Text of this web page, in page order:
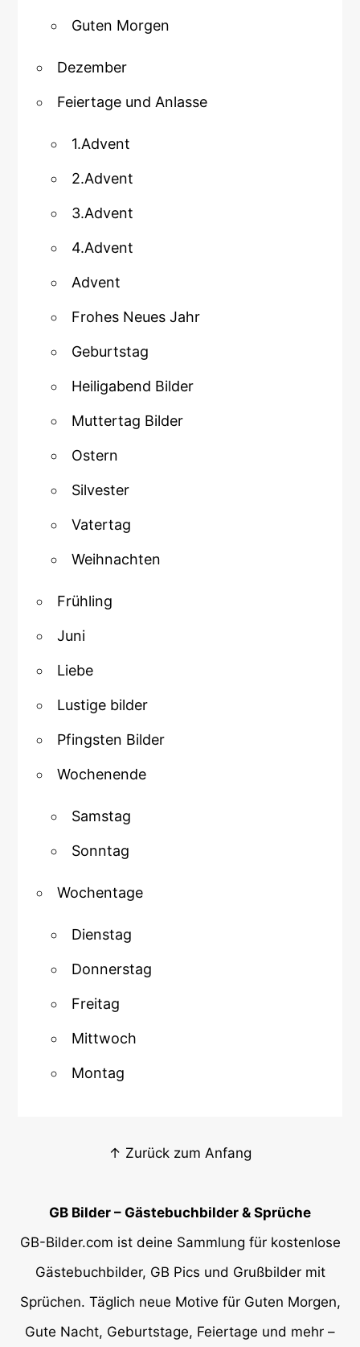
Guten Morgen
Dezember
Feiertage und Anlasse
1.Advent
2.Advent
3.Advent
4.Advent
Advent
Frohes Neues Jahr
Geburtstag
Heiligabend Bilder
Muttertag Bilder
Ostern
Silvester
Vatertag
Weihnachten
Frühling
Juni
Liebe
Lustige bilder
Pfingsten Bilder
Wochenende
Samstag
Sonntag
Wochentage
Dienstag
Donnerstag
Freitag
Mittwoch
Montag
↑ Zurück zum Anfang
GB Bilder – Gästebuchbilder & Sprüche
GB-Bilder.com ist deine Sammlung für kostenlose
Gästebuchbilder, GB Pics und Grußbilder mit
Sprüchen. Täglich neue Motive für Guten Morgen,
Gute Nacht, Geburtstage, Feiertage und mehr –